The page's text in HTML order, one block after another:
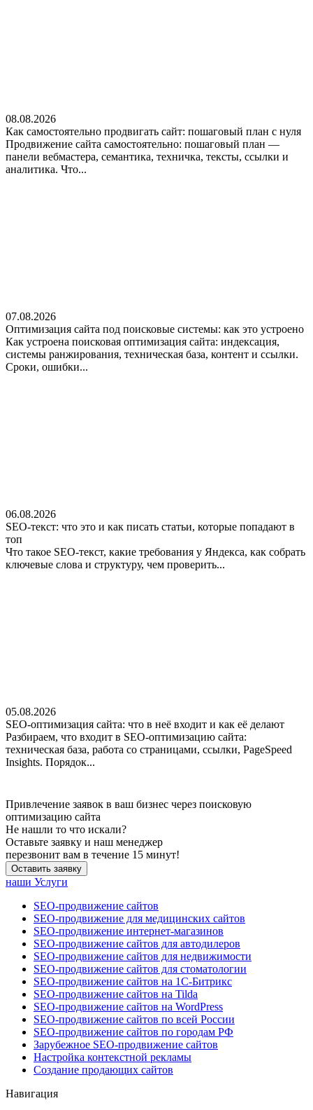
08.08.2026
Как самостоятельно продвигать сайт: пошаговый план с нуля
Продвижение сайта самостоятельно: пошаговый план —
панели вебмастера, семантика, техничка, тексты, ссылки и
аналитика. Что...
07.08.2026
Оптимизация сайта под поисковые системы: как это устроено
Как устроена поисковая оптимизация сайта: индексация,
системы ранжирования, техническая база, контент и ссылки.
Сроки, ошибки...
06.08.2026
SEO-текст: что это и как писать статьи, которые попадают в
топ
Что такое SEO-текст, какие требования у Яндекса, как собрать
ключевые слова и структуру, чем проверить...
05.08.2026
SEO-оптимизация сайта: что в неё входит и как её делают
Разбираем, что входит в SEO-оптимизацию сайта:
техническая база, работа со страницами, ссылки, PageSpeed
Insights. Порядок...
Привлечение заявок в ваш бизнес через поисковую
оптимизацию сайта
Не нашли то что искали?
Оставьте заявку и наш менеджер
перезвонит вам в течение 15 минут!
Оставить заявку
наши Услуги
SEO-продвижение сайтов
SEO-продвижение для медицинских сайтов
SEO-продвижение интернет-магазинов
SEO-продвижение сайтов для автодилеров
SEO-продвижение сайтов для недвижимости
SEO-продвижение сайтов для стоматологии
SEO-продвижение сайтов на 1С-Битрикс
SEO-продвижение сайтов на Tilda
SEO-продвижение сайтов на WordPress
SEO-продвижение сайтов по всей России
SEO-продвижение сайтов по городам РФ
Зарубежное SEO-продвижение сайтов
Настройка контекстной рекламы
Создание продающих сайтов
Навигация